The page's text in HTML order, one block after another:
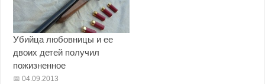
Убийца любовницы и ее
двоих детей получил
пожизненное
04.09.2013